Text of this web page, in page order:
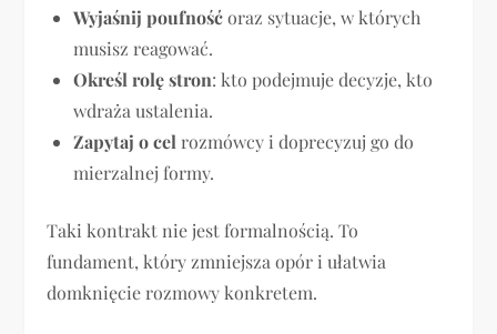
Wyjaśnij poufnośćoraz sytuacje, w których
musisz reagować.
Określ rolę stron: kto podejmuje decyzje, kto
wdraża ustalenia.
Zapytaj o cel rozmówcy i doprecyzuj go do
mierzalnej formy.
Taki kontrakt nie jest formalnością. To
fundament, który zmniejsza opór i ułatwia
domknięcie rozmowy konkretem.